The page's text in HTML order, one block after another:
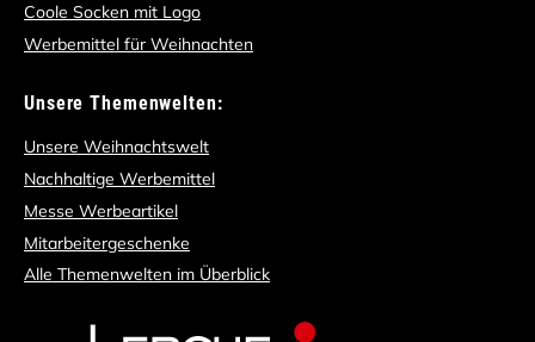
Coole Socken mit Logo
Werbemittel für Weihnachten
Unsere Themenwelten:
Unsere Weihnachtswelt
Nachhaltige Werbemittel
Messe Werbeartikel
Mitarbeitergeschenke
Alle Themenwelten im Überblick